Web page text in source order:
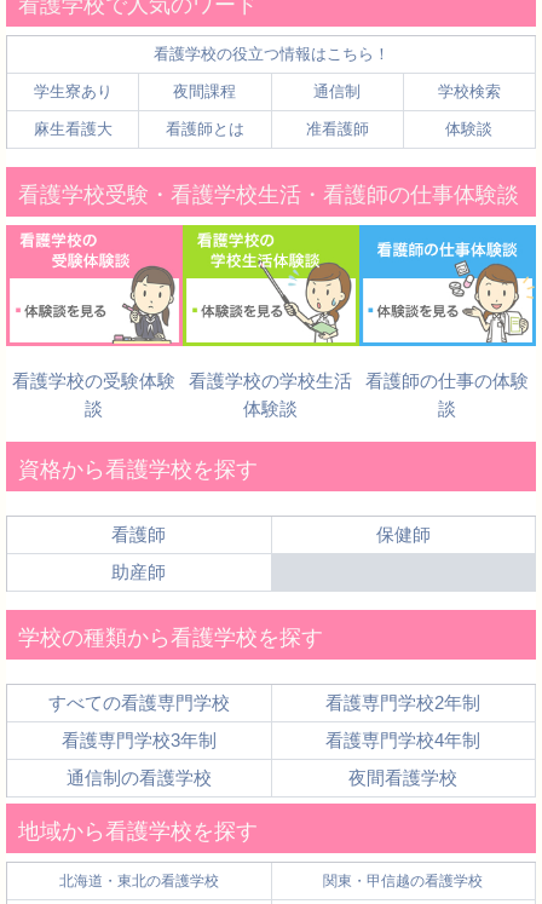
看護学校で人気のワード
看護学校の役立つ情報はこちら！
学生寮あり 夜間課程 通信制 学校検索
麻生看護大 看護師とは 准看護師 体験談
看護学校受験・看護学校生活・看護師の仕事体験談
看護学校の受験体験
談
看護学校の学校生活
体験談
看護師の仕事の体験
談
資格から看護学校を探す
看護師
保健師
助産師
学校の種類から看護学校を探す
すべての看護専門学校
看護専門学校2年制
看護専門学校3年制
看護専門学校4年制
通信制の看護学校
夜間看護学校
地域から看護学校を探す
北海道・東北の看護学校 関東・甲信越の看護学校